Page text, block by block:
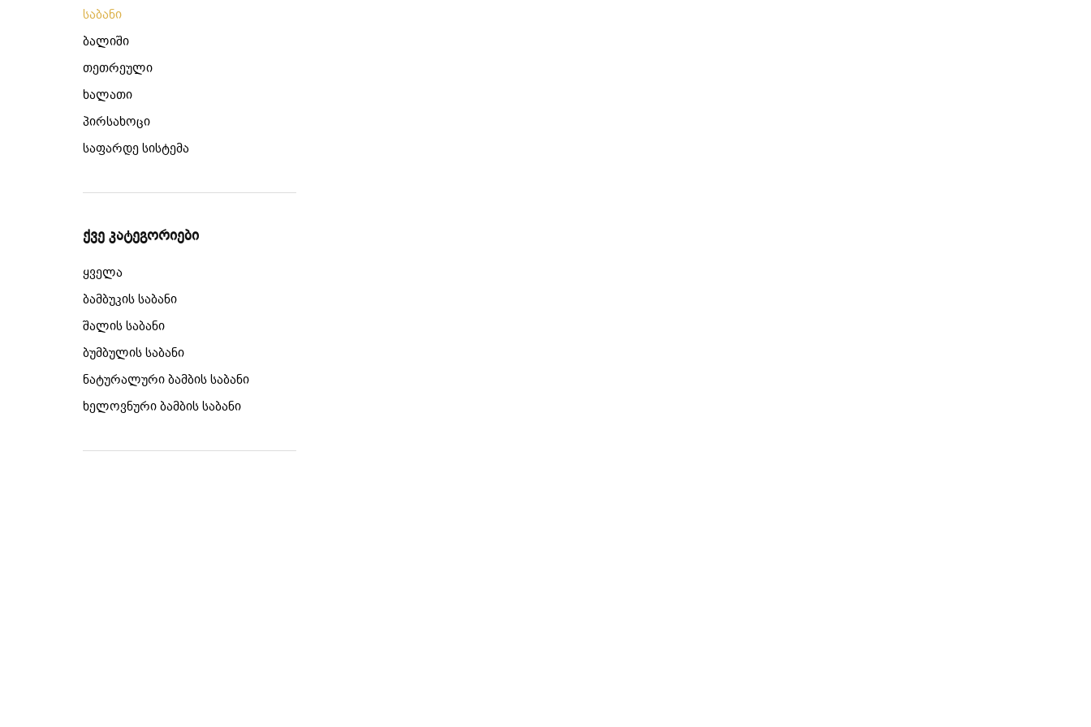
საბანი
ბალიში
თეთრეული
ხალათი
პირსახოცი
საფარდე სისტემა
ქვე კატეგორიები
ყველა
ბამბუკის საბანი
შალის საბანი
ბუმბულის საბანი
ნატურალური ბამბის საბანი
ხელოვნური ბამბის საბანი